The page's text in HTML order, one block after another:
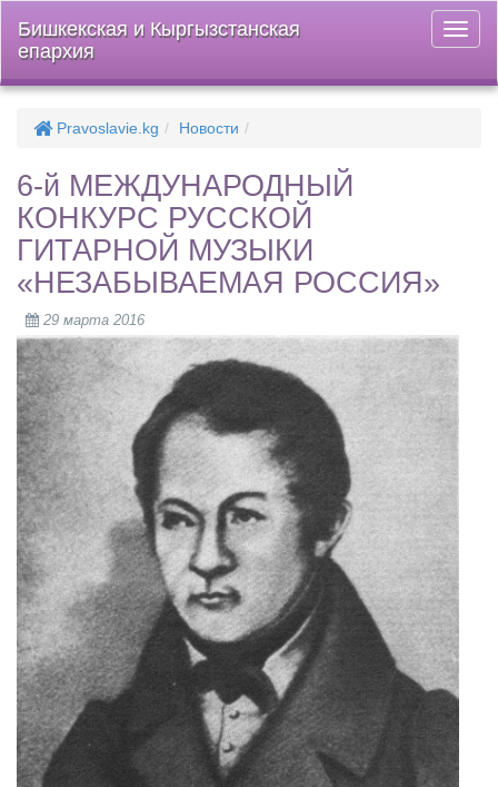
меню
Бишкекская и Кыргызстанская
епархия
Pravoslavie.kg Новости
6-й МЕЖДУНАРОДНЫЙ
КОНКУРС РУССКОЙ
ГИТАРНОЙ МУЗЫКИ
«НЕЗАБЫВАЕМАЯ РОССИЯ»
29 марта 2016